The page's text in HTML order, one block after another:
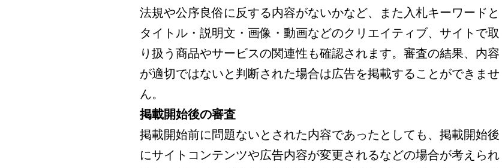
法規や公序良俗に反する内容がないかなど、また入札キーワードと
タイトル・説明文・画像・動画などのクリエイティブ、サイトで取
り扱う商品やサービスの関連性も確認されます。審査の結果、内容
が適切ではないと判断された場合は広告を掲載することができませ
ん。
掲載開始後の審査
掲載開始前に問題ないとされた内容であったとしても、掲載開始後
にサイトコンテンツや広告内容が変更されるなどの場合が考えられ